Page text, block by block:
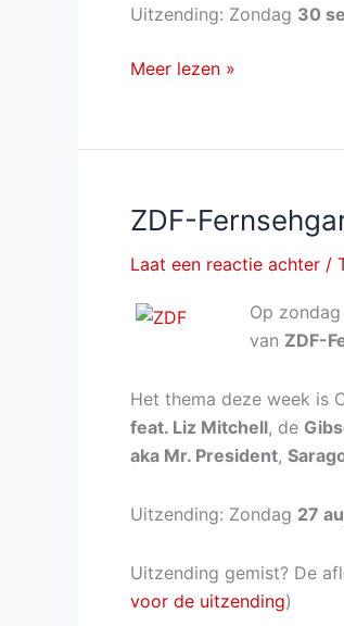
Uitzending: Zondag 30
ZDF-
tour
zondag
30
september
Meer lezen »
ZDF-
Laat een reactie achter /
Op
van ZDF-
Het thema deze week is
feat. Liz Mitchell, de
aka Mr. President,
Uitzending: Zondag 27
Uitzending gemist? De
voor de uitzending)